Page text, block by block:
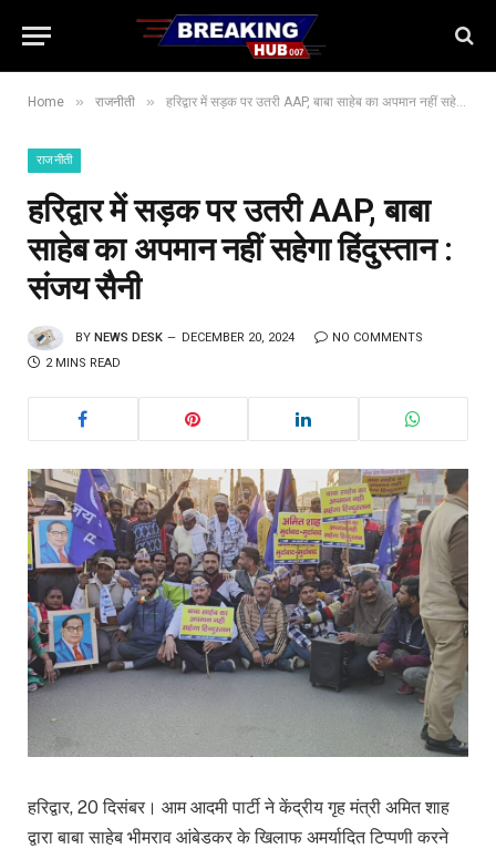
Home » राजनीती » हरिद्वार में सड़क पर उतरी AAP, बाबा साहेब का अपमान नहीं सहेगा हिंदुस्तान : संजय सैनी
राजनीती
हरिद्वार में सड़क पर उतरी AAP, बाबा
साहेब का अपमान नहीं सहेगा हिंदुस्तान :
संजय सैनी
BY NEWS DESK DECEMBER 20, 2024
NO COMMENTS
2 MINS READ
हरिद्वार, 20 दिसंबर। आम आदमी पार्टी ने केंद्रीय गृह मंत्री अमित शाह
द्वारा बाबा साहेब भीमराव आंबेडकर के खिलाफ अमर्यादित टिप्पणी करने